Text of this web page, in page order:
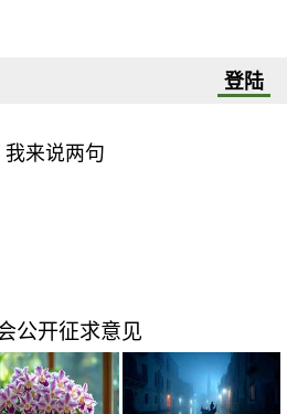
登陆
我来说两句
公开征求意见